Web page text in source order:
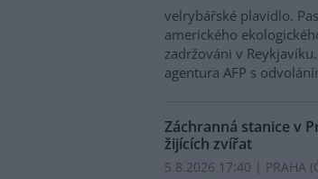
velrybářské plavidlo.
amerického
zadržováni v
agentura AFP s
Záchranná stanice v
žijících zvířat
5.8.2026 17:40 | PRAHA (